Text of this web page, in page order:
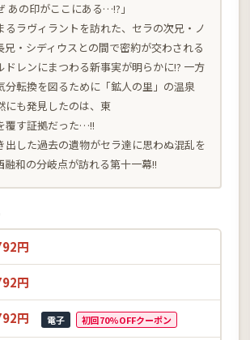
あの印がここにある…!?」
るラヴィラントを訪れた、セラの次兄・ノ
兄・シディウスとの間で密約が交わされる
ドレンにまつわる新事実が明らかに!? 一方
分転換を図るために「鉱人の里」の温泉
にも発見したのは、東
覆す証拠だった…!!
出した過去の遺物がセラ達に思わぬ混乱を
融和の分岐点が訪れる第十一幕!!
円
円
円 電子 初回70%OFFクーポン